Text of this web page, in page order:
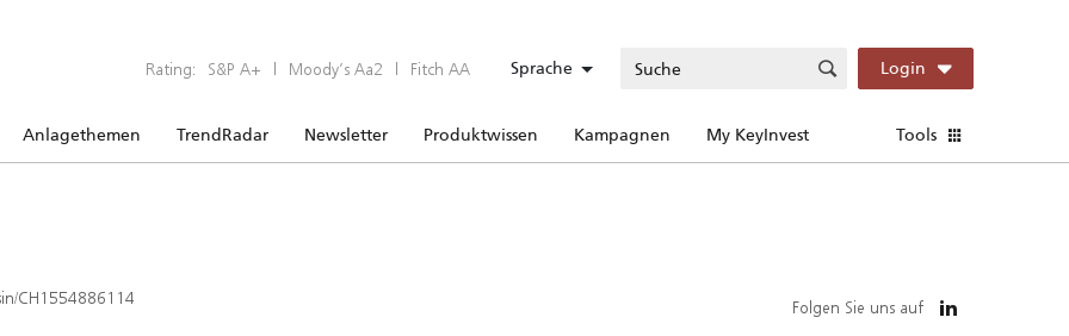
Rating: S&P A+ | Moody’s Aa2 | Fitch AA Sprache Login
Anlagethemen TrendRadar Newsletter Produktwissen Kampagnen My KeyInvest Tools
CH1554886114 Folgen Sie uns auf